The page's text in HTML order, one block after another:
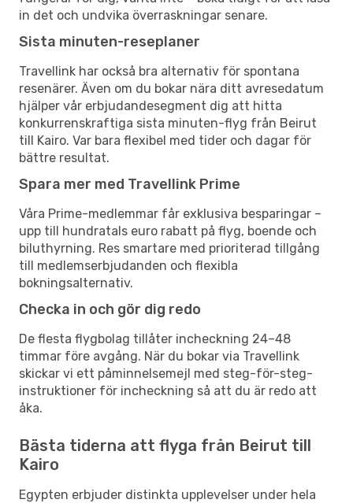
in det och undvika överraskningar senare.
Sista minuten-reseplaner
Travellink har också bra alternativ för spontana
resenärer. Även om du bokar nära ditt avresedatum
hjälper vår erbjudandesegment dig att hitta
konkurrenskraftiga sista minuten-flyg från Beirut
till Kairo. Var bara flexibel med tider och dagar för
bättre resultat.
Spara mer med Travellink Prime
Våra Prime-medlemmar får exklusiva besparingar –
upp till hundratals euro rabatt på flyg, boende och
biluthyrning. Res smartare med prioriterad tillgång
till medlemserbjudanden och flexibla
bokningsalternativ.
Checka in och gör dig redo
De flesta flygbolag tillåter incheckning 24–48
timmar före avgång. När du bokar via Travellink
skickar vi ett påminnelsemejl med steg-för-steg-
instruktioner för incheckning så att du är redo att
åka.
Bästa tiderna att flyga från Beirut till
Kairo
Egypten erbjuder distinkta upplevelser under hela